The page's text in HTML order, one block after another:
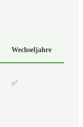
Wechseljahre
✅
groß
Beide: